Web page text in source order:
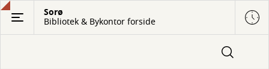
Gå
hovedindhold
Sorø
Bibliotek & Bykontor forside